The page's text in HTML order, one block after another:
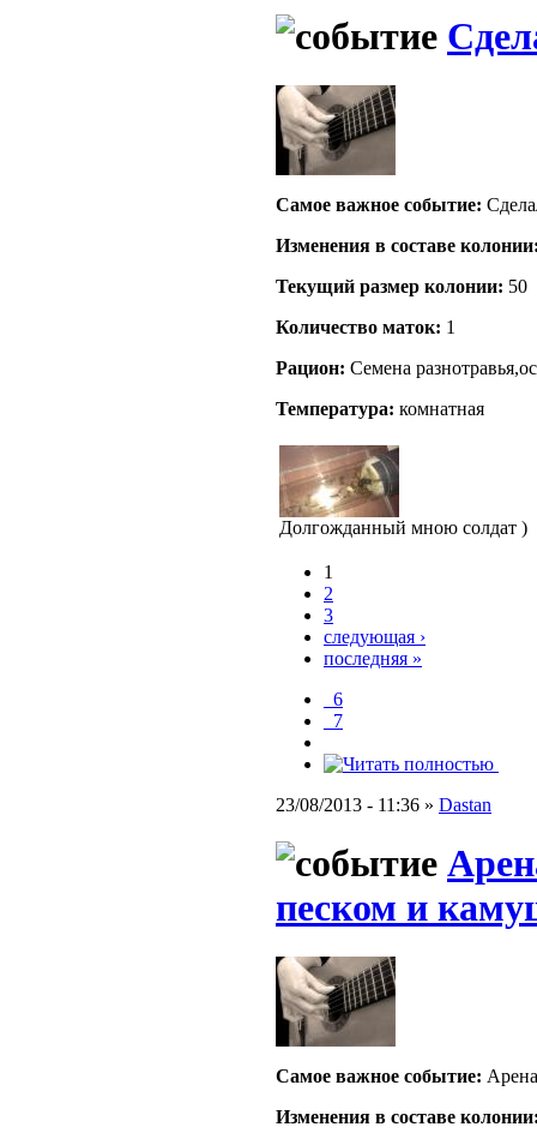
Самое важное событие:
Изменения в составе
Текущий размер кoлонии: 50
Количество маток: 1
Рацион: Семена
Температура: комнатная
Долгожданный мною солдат )
1
2
3
следующая ›
последняя »
_6
_7
23/08/2013 - 11:36 » Dastan
песком и
Самое важное событие:
Изменения в составе